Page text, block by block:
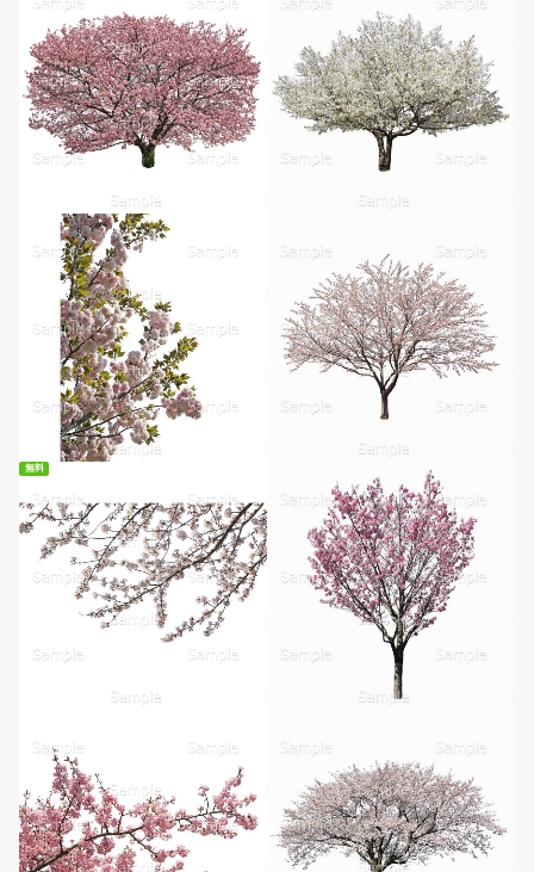
無料ダウンロード
無料
無料ダウンロード